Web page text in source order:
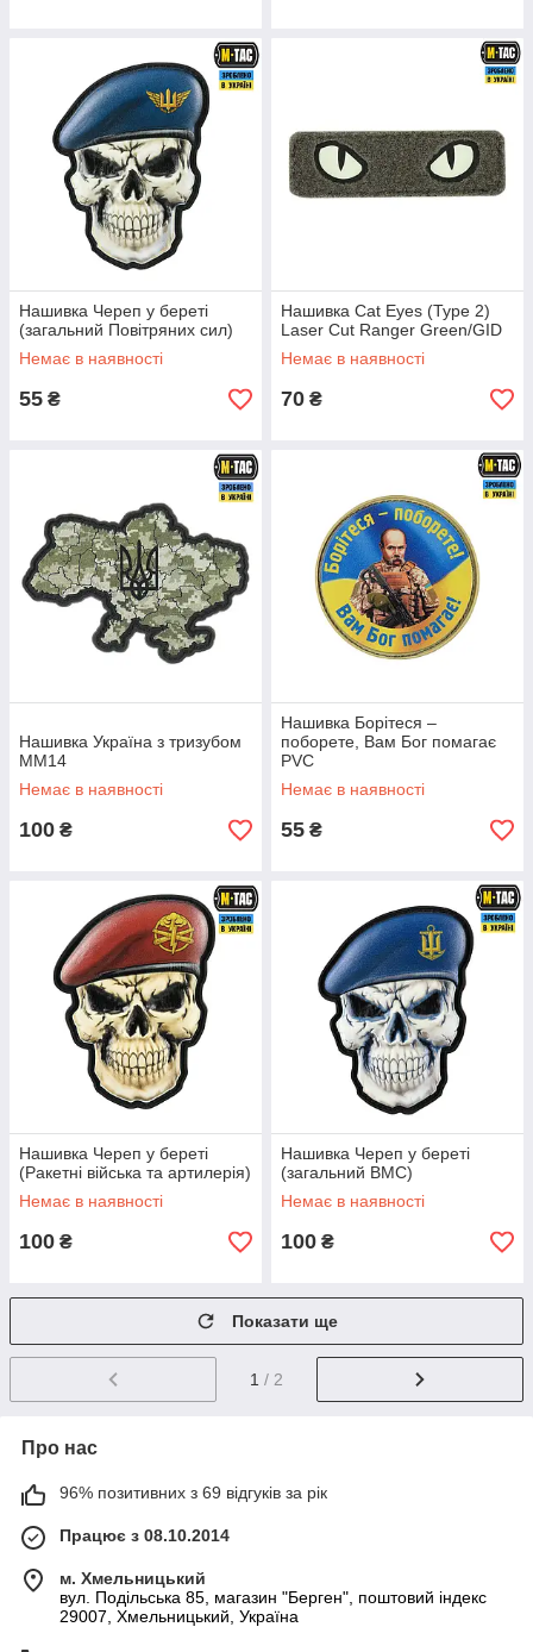
Нашивка Череп у береті
(загальний Повітряних сил)
Немає в наявності
55 ₴
Нашивка Cat Eyes (Type 2)
Laser Cut Ranger Green/GID
Немає в наявності
70 ₴
Нашивка Україна з тризубом
ММ14
Немає в наявності
100 ₴
Нашивка Борітеся –
поборете, Вам Бог помагає
PVC
Немає в наявності
55 ₴
Нашивка Череп у береті
(Ракетні війська та артилерія)
Немає в наявності
100 ₴
Нашивка Череп у береті
(загальний ВМС)
Немає в наявності
100 ₴
Показати ще
1 / 2
Про нас
96% позитивних з 69 відгуків за рік
Працює з 08.10.2014
м. Хмельницький
вул. Подільська 85, магазин "Берген", поштовий індекс
29007, Хмельницький, Україна